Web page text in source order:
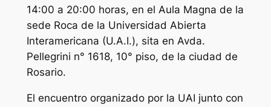
14:00 a 20:00 horas, en el Aula Magna de la
sede Roca de la Universidad Abierta
Interamericana (U.A.I.), sita en Avda.
Pellegrini n° 1618, 10° piso, de la ciudad de
Rosario.
El encuentro organizado por la UAI junto con